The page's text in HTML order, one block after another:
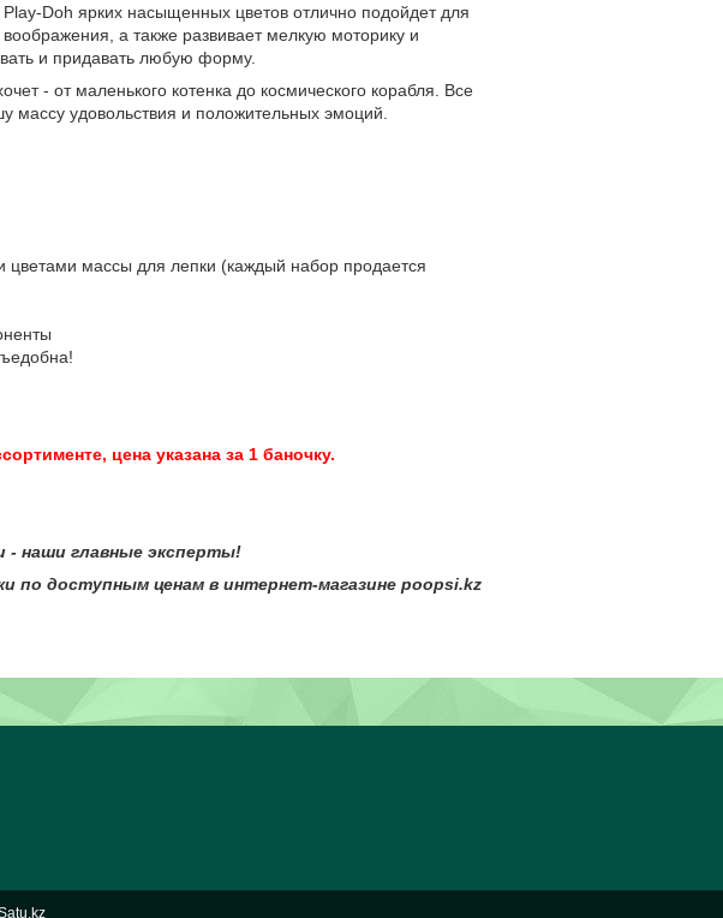
Doh ярких насыщенных цветов отлично подойдет для
а также развивает мелкую моторику и
и придавать любую форму.
- от маленького котенка до космического корабля. Все
массу удовольствия и положительных эмоций.
цветами массы для лепки (каждый набор продается
цена указана за 1 баночку.
эксперты!
ценам в интернет-магазине poopsi.kz